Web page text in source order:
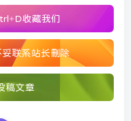
收藏我们
联系站长删除
稿文章